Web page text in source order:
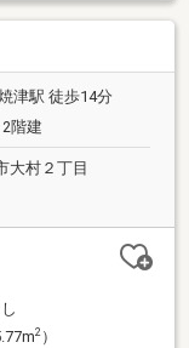
津駅 徒歩14分
階建
大村２丁目
2）